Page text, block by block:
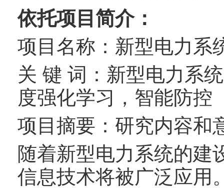
依托项目简介：
项目名称：新型电力系
关 键 词：新型电力系
度强化学习，智能防控
项目摘要：研究内容和
随着新型电力系统的建
信息技术将被广泛应用